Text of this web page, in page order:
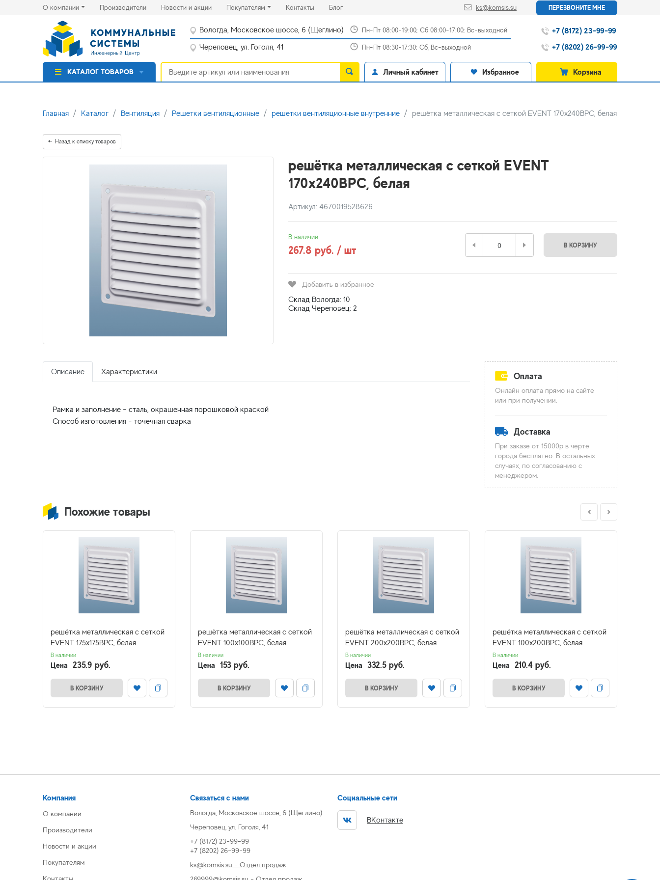
О компании Производители(current)Новости и акции(current)Покупателям Контакты(current)
Блог(current) ks@komsis.su ПЕРЕЗВОНИТЕ МНЕ
Вологда, Московское шоссе, 6 (Щеглино) Пн-Пт 08:00-19:00; Сб 08:00-17:00; Вс-выходной
Череповец, ул. Гоголя, 41 Пн-Пт 08:30-17:30; Сб, Вс-выходной
+7 (8172) 23-99-99
+7 (8202) 26-99-99
КАТАЛОГ ТОВАРОВ Личный кабинет Избранное Корзина
Главная Каталог Вентиляция Решетки вентиляционные решетки вентиляционные внутренние решётка металлическая с сеткой EVENT 170x240ВРС, белая
Назад к списку товаров
решётка металлическая с сеткой EVENT
170x240ВРС, белая
Артикул: 4670019528626
В наличии
267.8 руб. / шт В КОРЗИНУ
Добавить в избранное
Склад Вологда: 10
Склад Череповец: 2
Описание Характеристики
Рамка и заполнение - сталь, окрашенная порошковой краской
Оплата
Онлайн оплата прямо на сайте
или при получении.
Доставка
При заказе от 15000р в черте
города бесплатно. В остальных
случаях, по согласованию с
менеджером.
Похожие товары
решётка металлическая с сеткой
EVENT 175x175ВРС, белая
В наличии
Цена 235.9 руб.
В КОРЗИНУ
решётка металлическая с сеткой
EVENT 100x100ВРС, белая
В наличии
Цена 153 руб.
В КОРЗИНУ
решётка металлическая с сеткой
EVENT 200x200ВРС, белая
В наличии
Цена 332.5 руб.
В КОРЗИНУ
решётка металлическая с сеткой
EVENT 100x200ВРС, белая
В наличии
Цена 210.4 руб.
В КОРЗИНУ
Компания
О компании
Производители
Новости и акции
Покупателям
Контакты
Связаться с нами
Вологда, Московское шоссе, 6 (Щеглино)
Череповец, ул. Гоголя, 41
+7 (8172) 23-99-99
+7 (8202) 26-99-99
ks@komsis.su - Отдел продаж
Социальные сети
ВКонтакте